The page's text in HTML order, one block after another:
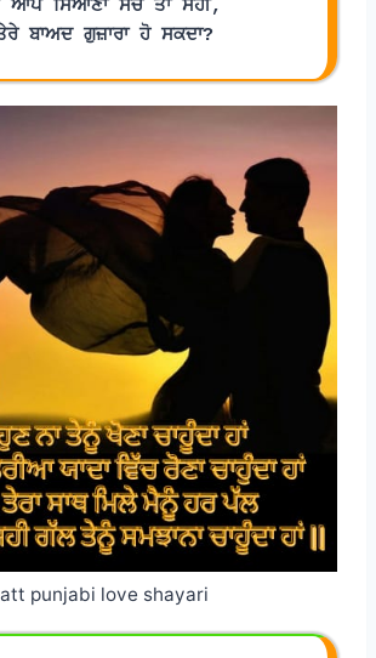
ਆਪ ਸਿਆਣਾ ਸੋਚ ਤਾਂ ਸਹੀ,
ਬਾਅਦ ਗੁਜ਼ਾਰਾ ਹੋ ਸਕਦਾ?
att punjabi love shayari